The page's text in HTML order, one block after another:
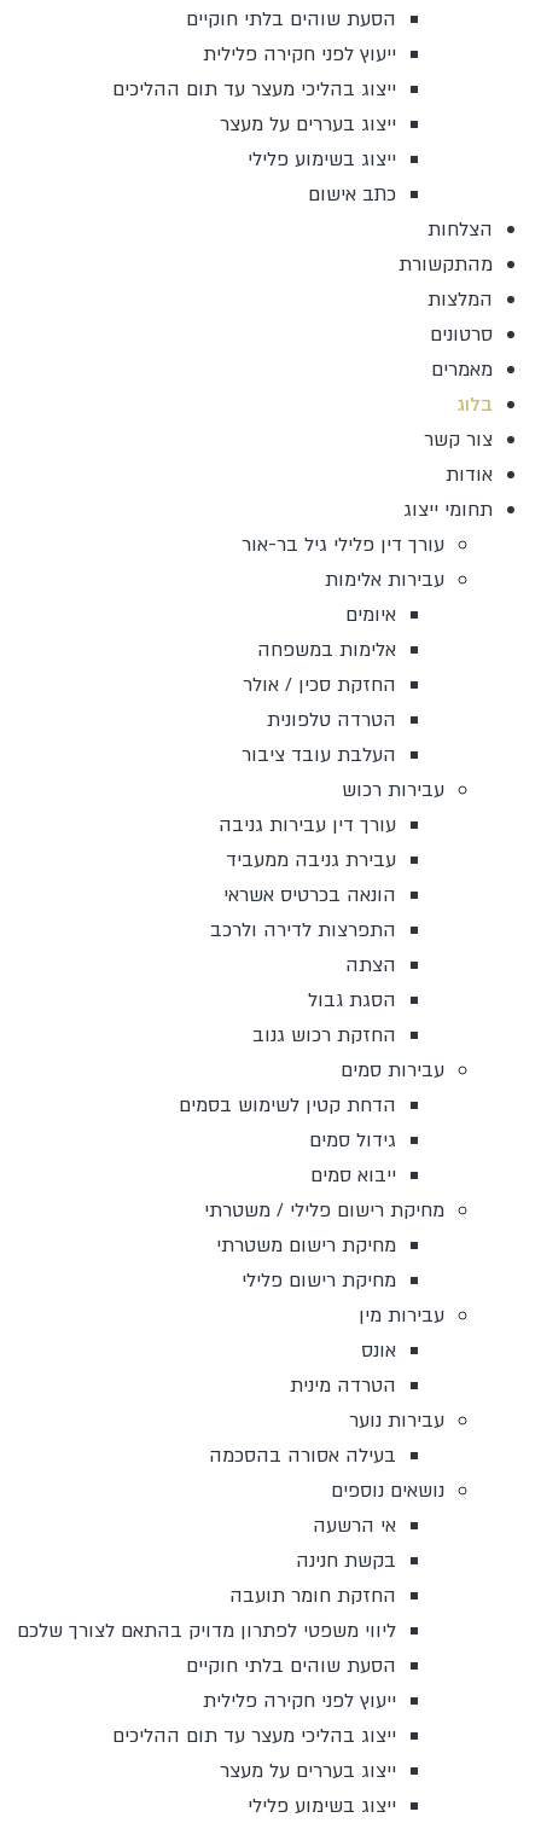
הסעת שוהים בלתי חוקיים
ייעוץ לפני חקירה פלילית
ייצוג בהליכי מעצר עד תום ההליכים
ייצוג בעררים על מעצר
ייצוג בשימוע פלילי
כתב אישום
הצלחות
מהתקשורת
המלצות
סרטונים
מאמרים
בלוג
צור קשר
אודות
תחומי ייצוג
עורך דין פלילי גיל בר-אור
עבירות אלימות
איומים
אלימות במשפחה
החזקת סכין / אולר
הטרדה טלפונית
העלבת עובד ציבור
עבירות רכוש
עורך דין עבירות גניבה
עבירת גניבה ממעביד
הונאה בכרטיס אשראי
התפרצות לדירה ולרכב
הצתה
הסגת גבול
החזקת רכוש גנוב
עבירות סמים
הדחת קטין לשימוש בסמים
גידול סמים
ייבוא סמים
מחיקת רישום פלילי / משטרתי
מחיקת רישום משטרתי
מחיקת רישום פלילי
עבירות מין
אונס
הטרדה מינית
עבירות נוער
בעילה אסורה בהסכמה
נושאים נוספים
אי הרשעה
בקשת חנינה
החזקת חומר תועבה
ליווי משפטי לפתרון מדויק בהתאם לצורך שלכם
הסעת שוהים בלתי חוקיים
ייעוץ לפני חקירה פלילית
ייצוג בהליכי מעצר עד תום ההליכים
ייצוג בעררים על מעצר
ייצוג בשימוע פלילי